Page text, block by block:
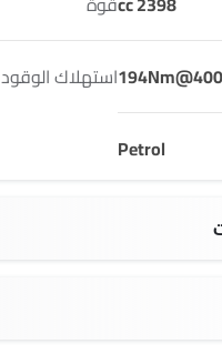
استهلاك الوقود
Petrol